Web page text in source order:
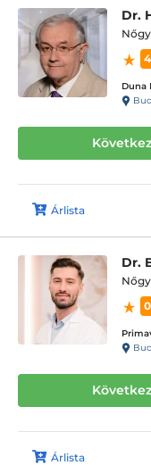
Dr.
Duna
Árlista
Dr.
Árlista